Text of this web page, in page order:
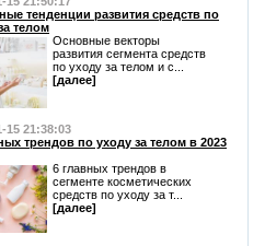
тенденции развития средств по
телом
Основные векторы
развития сегмента средств
по уходу за телом и с...
[далее]
15 21:38:03
трендов по уходу за телом в 2023
6 главных трендов в
сегменте косметических
средств по уходу за т...
[далее]